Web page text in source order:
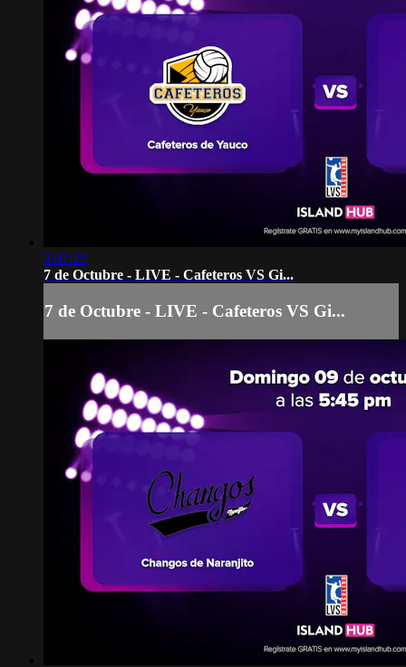
3:07:29
7 de Octubre - LIVE - Cafeteros VS Gi...
7 de Octubre - LIVE - Cafeteros VS Gi...